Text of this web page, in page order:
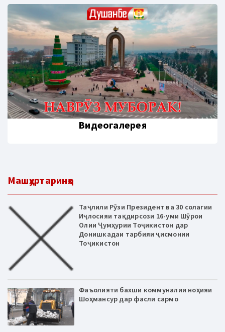
Видеогалерея
Машҳуртаринҳо
Таҷлили Рӯзи Президент ва 30 солагии
Иҷлосияи тақдирсози 16-уми Шӯрои
Олии Ҷумҳурии Тоҷикистон дар
Донишкадаи тарбияи ҷисмонии
Тоҷикистон
Фаъолияти бахши коммуналии ноҳияи
Шоҳмансур дар фасли сармо